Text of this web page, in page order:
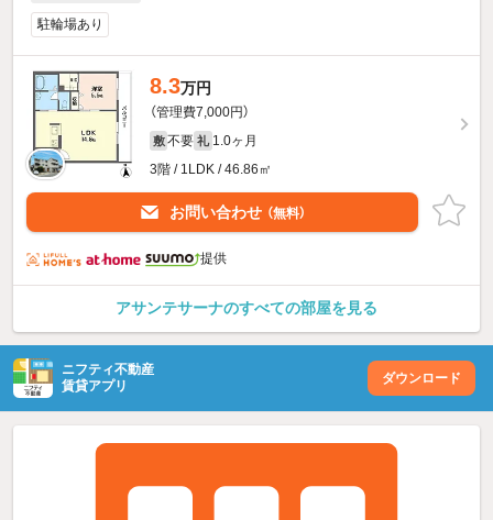
駐輪場あり
8.3万円
（管理費7,000円）
敷 不要 礼 1.0ヶ月
3階 / 1LDK / 46.86㎡
お問い合わせ （無料）
提供
アサンテサーナのすべての部屋を見る
ニフティ不動産
賃貸アプリ
ダウンロード